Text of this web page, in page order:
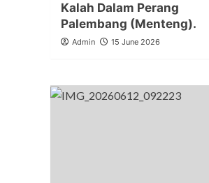
Kalah Dalam Perang
Palembang (Menteng).
Admin 15 June 2026